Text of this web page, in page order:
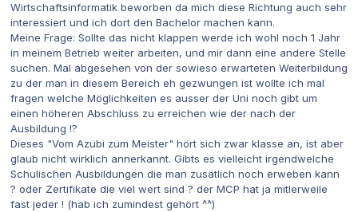
Wirtschaftsinformatik beworben da mich diese Richtung auch sehr
interessiert und ich dort den Bachelor machen kann.
Meine Frage: Sollte das nicht klappen werde ich wohl noch 1 Jahr
in meinem Betrieb weiter arbeiten, und mir dann eine andere Stelle
suchen. Mal abgesehen von der sowieso erwarteten Weiterbildung
zu der man in diesem Bereich eh gezwungen ist wollte ich mal
fragen welche Möglichkeiten es ausser der Uni noch gibt um
einen höheren Abschluss zu erreichen wie der nach der
Ausbildung !?
Dieses "Vom Azubi zum Meister" hört sich zwar klasse an, ist aber
glaub nicht wirklich annerkannt. Gibts es vielleicht irgendwelche
Schulischen Ausbildungen die man zusätlich noch erweben kann
? oder Zertifikate die viel wert sind ? der MCP hat ja mitlerweile
fast jeder ! (hab ich zumindest gehört ^^)